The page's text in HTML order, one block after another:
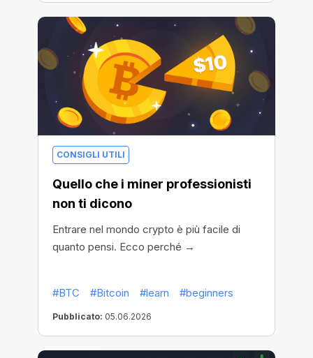
CONSIGLI UTILI
Quello che i miner professionisti
non ti dicono
Entrare nel mondo crypto è più facile di
quanto pensi. Ecco perché →
#BTC #Bitcoin #learn #beginners
Pubblicato: 05.06.2026